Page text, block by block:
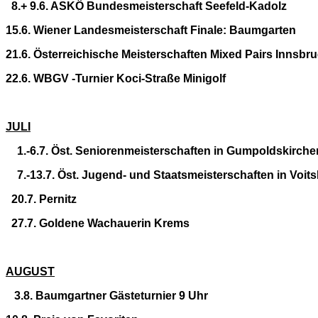
8.+ 9.6. ASKÖ Bundesmeisterschaft Seefeld-Kadolz
15.6. Wiener Landesmeisterschaft Finale: Baumgarten
21.6. Österreichische Meisterschaften Mixed Pairs
22.6. WBGV -Turnier Koci-Straße Minigolf
JULI
1.-6.7. Öst. Seniorenmeisterschaften in
7.-13.7. Öst. Jugend- und Staatsmeisterschaften in
20.7. Pernitz
27.7. Goldene Wachauerin Krems
AUGUST
3.8. Baumgartner Gästeturnier 9 Uhr